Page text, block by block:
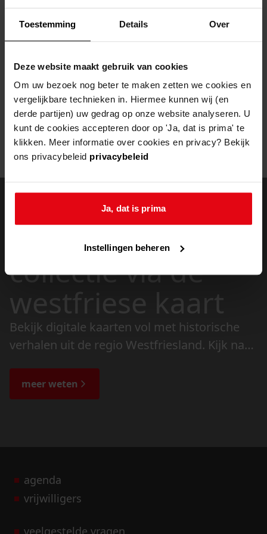
Toestemming Details Over
Deze website maakt gebruik van cookies
Om uw bezoek nog beter te maken zetten we cookies en
vergelijkbare technieken in. Hiermee kunnen wij (en
derde partijen) uw gedrag op onze website analyseren. U
kunt de cookies accepteren door op 'Ja, dat is prima' te
klikken. Meer informatie over cookies en privacy? Bekijk
ons privacybeleid privacybeleid
Ja, dat is prima
Instellingen beheren
Helaas, er is een fout opgetreden
Mogelijk kunt u deze pagina niet bezoeken door:
een verouderde bladwijzer/favoriet
een zoekmachine heeft eenverouderde lijst van de website
eenfout getyptadres
doorzoek de
collectie via de
westfriese kaart
Bekijk digitale kaarten vol met historische
verhalen uit de regio Westfriesland. Kijk naar
de bijzondere verhalen.
meer weten
agenda
vrijwilligers